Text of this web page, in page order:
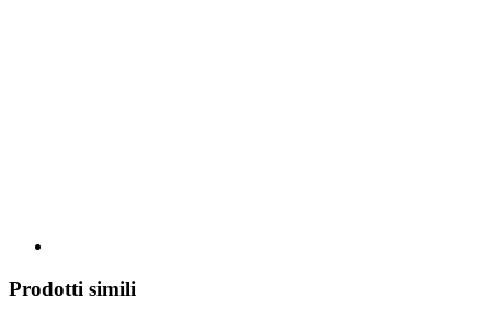
Prodotti simili